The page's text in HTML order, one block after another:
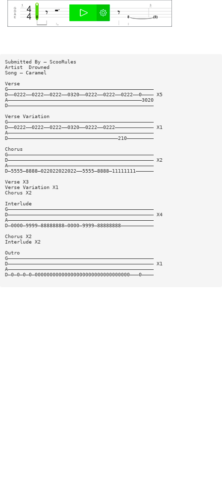
Submitted By — ScooRules
Artist  Drowned
Song — Caramel
Verse
G—————————————————————————————————————————————————
D——0222——0222——0222——0320——0222——0222——0222——0———— X5
A—————————————————————————————————————————————3020
D—————————————————————————————————————————————————
Verse Variation
G—————————————————————————————————————————————————
D——0222——0222——0222——0320——0222——0222————————————— X1
A—————————————————————————————————————————————————
D—————————————————————————————————————210—————————
Chorus
G—————————————————————————————————————————————————
D————————————————————————————————————————————————— X2
A—————————————————————————————————————————————————
D—5555—8888—022022022022——5555—8888—11111111——————
Verse X3
Verse Variation X1
Chorus X2
Interlude
G—————————————————————————————————————————————————
D————————————————————————————————————————————————— X4
A—————————————————————————————————————————————————
D—0000—9999—88888888—0000—9999—88888888———————————
Chorus X2
Interlude X2
Outro
G—————————————————————————————————————————————————
D————————————————————————————————————————————————— X1
A—————————————————————————————————————————————————
D—0—0—0—0—00000000000000000000000000000000———0————